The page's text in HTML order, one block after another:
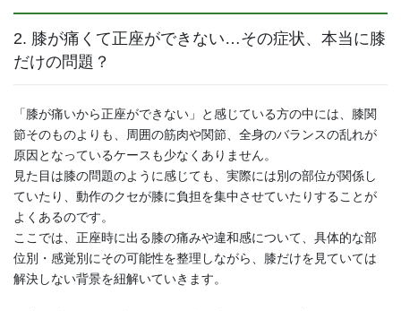
2. 膝が痛くて正座ができない…その症状、本当に膝
だけの問題？
「膝が痛いから正座ができない」と感じている方の中には、膝関
節そのものよりも、周囲の筋肉や関節、全身のバランスの乱れが
原因となっているケースも少なくありません。
見た目は膝の問題のように感じても、実際には別の部位が関係し
ていたり、動作のクセが膝に負担を集中させていたりすることが
よくあるのです。
ここでは、正座時に出る膝の痛みや違和感について、具体的な部
位別・感覚別にその可能性を整理しながら、膝だけを見ていては
解決しない背景を紐解いていきます。